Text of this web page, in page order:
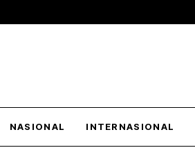
NASIONAL INTERNASIONAL